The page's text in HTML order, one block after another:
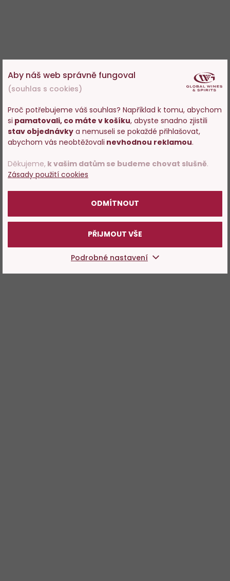
Aby náš web správně fungoval
(souhlas s cookies)
Proč potřebujeme váš souhlas? Například k tomu, abychom
si pamatovali, co máte v košíku, abyste snadno zjistili
stav objednávky a nemuseli se pokaždé přihlašovat,
abychom vás neobtěžovali nevhodnou reklamou.
Děkujeme, k vašim datům se budeme chovat slušně.
Zásady použití cookies
ODMÍTNOUT
PŘIJMOUT VŠE
Podrobné nastavení
Vstupujete na stránky
s prodejem alkoholu. Prosím